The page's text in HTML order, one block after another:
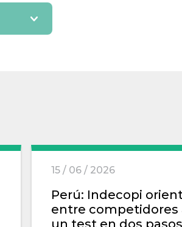
15 / 06 / 2026
Perú: Indecopi
entre competidores
un test en dos pasos